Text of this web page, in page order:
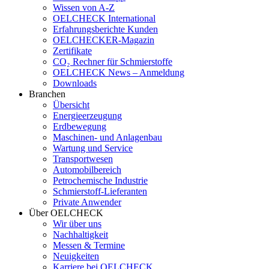
Wissen von A-Z
OELCHECK International
Erfahrungsberichte Kunden
OELCHECKER-Magazin
Zertifikate
CO₂ Rechner für Schmierstoffe
OELCHECK News – Anmeldung
Downloads
Branchen
Übersicht
Energieerzeugung
Erdbewegung
Maschinen- und Anlagenbau
Wartung und Service
Transportwesen
Automobilbereich
Petrochemische Industrie
Schmierstoff-Lieferanten
Private Anwender
Über OELCHECK
Wir über uns
Nachhaltigkeit
Messen & Termine
Neuigkeiten
Karriere bei OELCHECK